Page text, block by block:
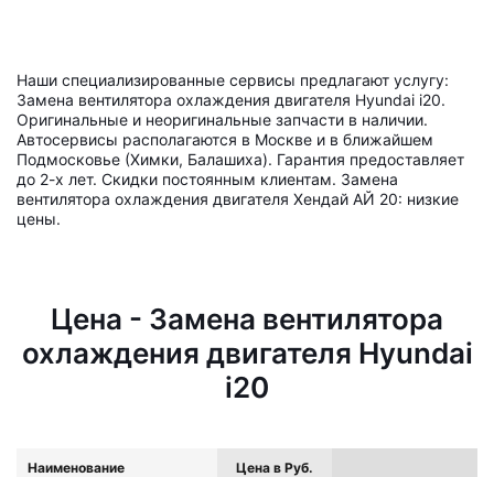
Наши специализированные сервисы предлагают услугу:
Замена вентилятора охлаждения двигателя Hyundai i20.
Оригинальные и неоригинальные запчасти в наличии.
Автосервисы располагаются в Москве и в ближайшем
Подмосковье (Химки, Балашиха). Гарантия предоставляет
до 2-х лет. Скидки постоянным клиентам. Замена
вентилятора охлаждения двигателя Хендай АЙ 20: низкие
цены.
Цена - Замена вентилятора
охлаждения двигателя Hyundai
i20
Наименование Цена в Руб.